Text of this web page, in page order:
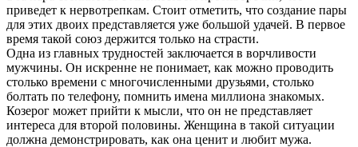
приведет к нервотрепкам. Стоит отметить, что создание пары
для этих двоих представляется уже большой удачей. В первое
время такой союз держится только на страсти.
Одна из главных трудностей заключается в ворчливости
мужчины. Он искренне не понимает, как можно проводить
столько времени с многочисленными друзьями, столько
болтать по телефону, помнить имена миллиона знакомых.
Козерог может прийти к мысли, что он не представляет
интереса для второй половины. Женщина в такой ситуации
должна демонстрировать, как она ценит и любит мужа.